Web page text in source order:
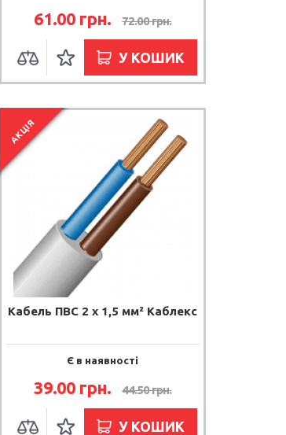
61.00 грн. 72.00 грн.
У КОШИК
АКЦІЯ
Кабель ПВС 2 х 1,5 мм² Каблекс
Є в наявності
39.00 грн. 44.50 грн.
У КОШИК